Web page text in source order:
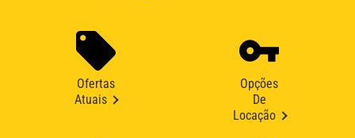
Ofertas
Atuais
Opções
De
Locação